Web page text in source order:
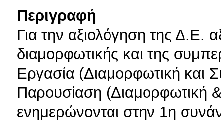
Περιγραφή
Για την αξιολόγηση της Δ.Ε.
διαμορφωτικής και της
Εργασία (Διαμορφωτική και
Παρουσίαση (Διαμορφωτική
ενημερώνονται στην 1η